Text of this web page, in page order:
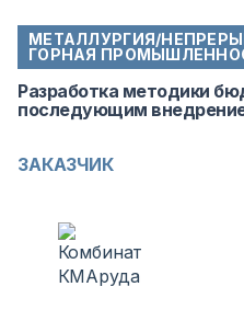
МЕТАЛЛУРГИЯ/
ГОРНАЯ
Разработка методики
последующим
ЗАКАЗЧИК